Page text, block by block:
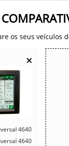
os seus veículos
4640
4640